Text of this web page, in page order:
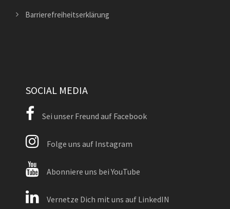
Barrierefreiheitserklärung
SOCIAL MEDIA
Sei unser Freund auf Facebook
Folge uns auf Instagram
Abonniere uns bei YouTube
Vernetze Dich mit uns auf LinkedIN